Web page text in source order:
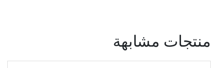
منتجات مشابهة